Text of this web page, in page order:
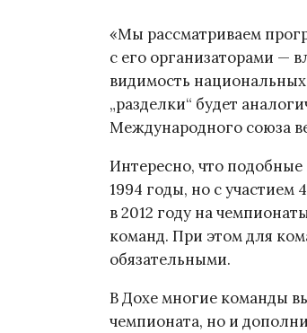
«Мы рассматриваем
с его организаторами —
видимость
„разделки“ будет
Международного союза
Интересно, что
1994 годы, но с
в 2012 году на
команд. При этом для
обязательными.
В Дохе многие команды
чемпионата, но и